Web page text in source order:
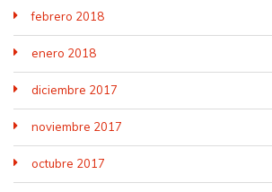
febrero 2018
enero 2018
diciembre 2017
noviembre 2017
octubre 2017